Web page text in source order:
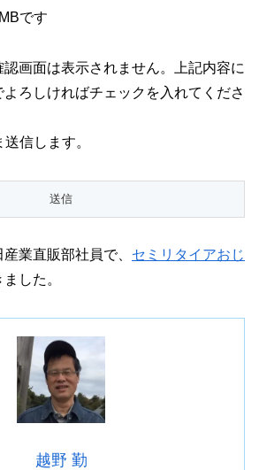
です
画面は表示されません。上記内容に
ろしければチェックを入れてくださ
信します。
業直販部社員で、 セミリタイアおじ
した。
越野 勤